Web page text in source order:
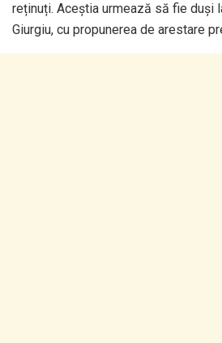
reținuți. Aceștia urmează să fie duși
Giurgiu, cu propunerea de arestare